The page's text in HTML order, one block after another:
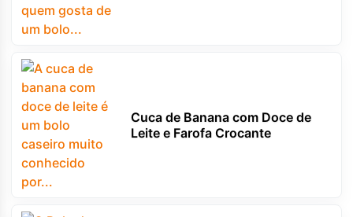
Cuca de Banana com Doce de
Leite e Farofa Crocante